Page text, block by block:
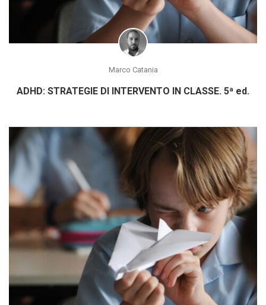
Marco Catania
ADHD: STRATEGIE DI INTERVENTO IN CLASSE. 5ª ed.